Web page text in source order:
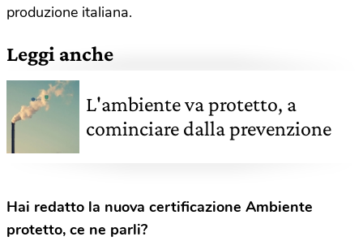
produzione italiana.
Leggi anche
L'ambiente va protetto, a
cominciare dalla prevenzione
Hai redatto la nuova certificazione Ambiente
protetto, ce ne parli?